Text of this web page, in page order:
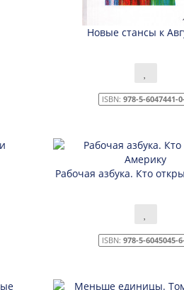
Новые стансы к
ISBN: 978-5-6047441-
Рабочая азбука. Кто
ISBN: 978-5-6045045-